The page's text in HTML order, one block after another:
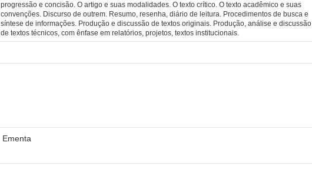
progressão e concisão. O artigo e suas modalidades. O texto crítico. O texto acadêmico e suas
convenções. Discurso de outrem. Resumo, resenha, diário de leitura. Procedimentos de busca e
síntese de informações. Produção e discussão de textos originais. Produção, análise e discussão
de textos técnicos, com ênfase em relatórios, projetos, textos institucionais.
Ementa